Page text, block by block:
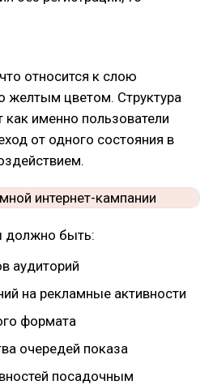
относится к слою
желтым цветом. Структура
именно пользователи
от одного состояния в
должно быть:
аудиторий
на рекламные активности
формата
очередей показа
посадочным